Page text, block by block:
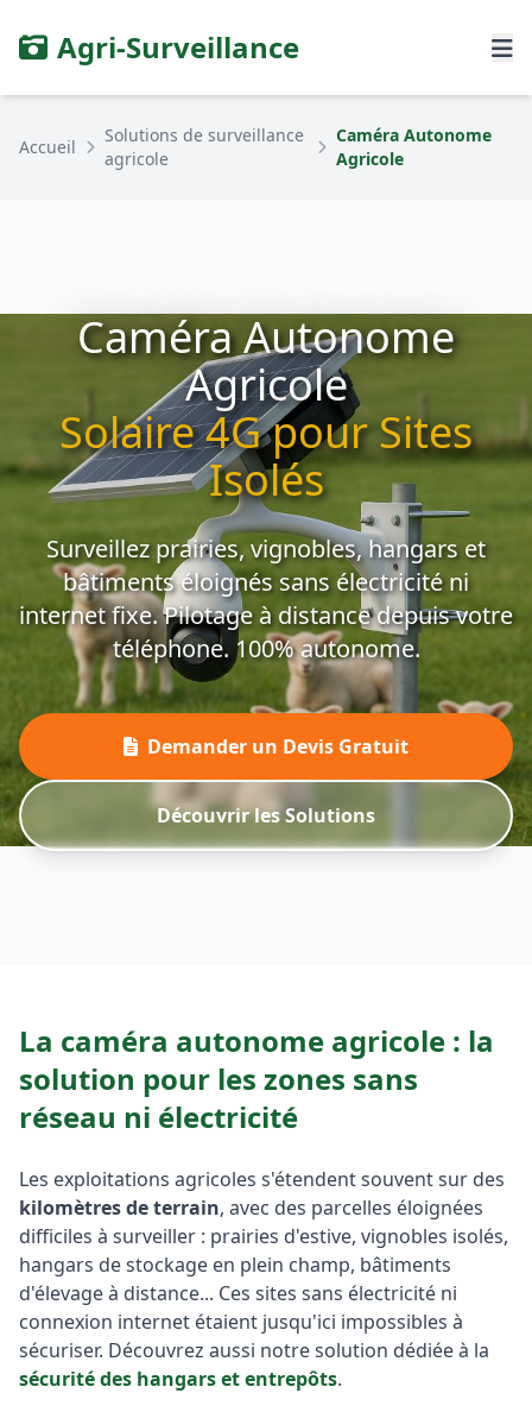
Agri-Surveillance
Accueil
Solutions de surveillance
agricole
Caméra Autonome
Agricole
Caméra Autonome
Agricole
Solaire 4G pour Sites
Isolés
Surveillez prairies, vignobles, hangars et
bâtiments éloignés sans électricité ni
internet fixe. Pilotage à distance depuis votre
téléphone. 100% autonome.
Demander un Devis Gratuit
Découvrir les Solutions
La caméra autonome agricole : la
solution pour les zones sans
réseau ni électricité
Les exploitations agricoles s'étendent souvent sur des
kilomètres de terrain, avec des parcelles éloignées
difficiles à surveiller : prairies d'estive, vignobles isolés,
hangars de stockage en plein champ, bâtiments
d'élevage à distance... Ces sites sans électricité ni
connexion internet étaient jusqu'ici impossibles à
sécuriser. Découvrez aussi notre solution dédiée à la
sécurité des hangars et entrepôts.